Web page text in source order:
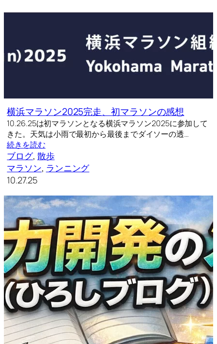
横浜マラソン2025完走、初マラソンの感想
10.26.25は初マラソンとなる横浜マラソン2025に参加して
きた。天気は小雨で最初から最後までダイソーの透…
続きを読む
ブログ, 散歩
マラソン, ランニング
10.27.25